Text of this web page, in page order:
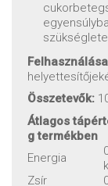
Összetevők:
Átlagos
g termékben
Energia
Zsír